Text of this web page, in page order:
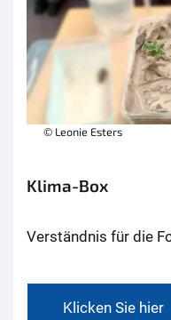
© Leonie Esters
Klima-Box
Verständnis für die
Klicken Sie hier